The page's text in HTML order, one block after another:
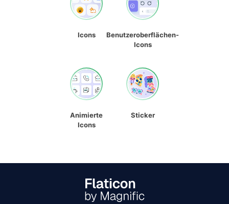
Icons
Benutzeroberflächen-
Icons
Animierte
Icons
Sticker